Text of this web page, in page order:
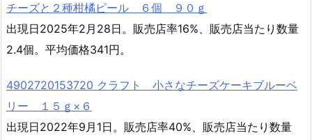
チーズと２種柑橘ピール ６個 ９０ｇ
出現日2025年2月28日。販売店率16%、販売店当たり数量
2.4個。平均価格341円。
4902720153720 クラフト 小さなチーズケーキブルーベ
リー １５ｇ×６
出現日2022年9月1日。販売店率40%、販売店当たり数量